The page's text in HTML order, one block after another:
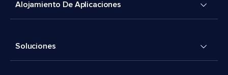
Alojamiento De Aplicaciones
Soluciones